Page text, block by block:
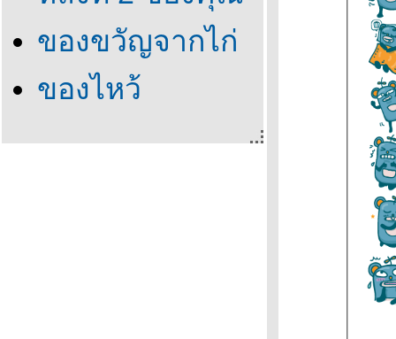
ของขวัญจากไก่
ของไหว้
บรรพบุรุษ